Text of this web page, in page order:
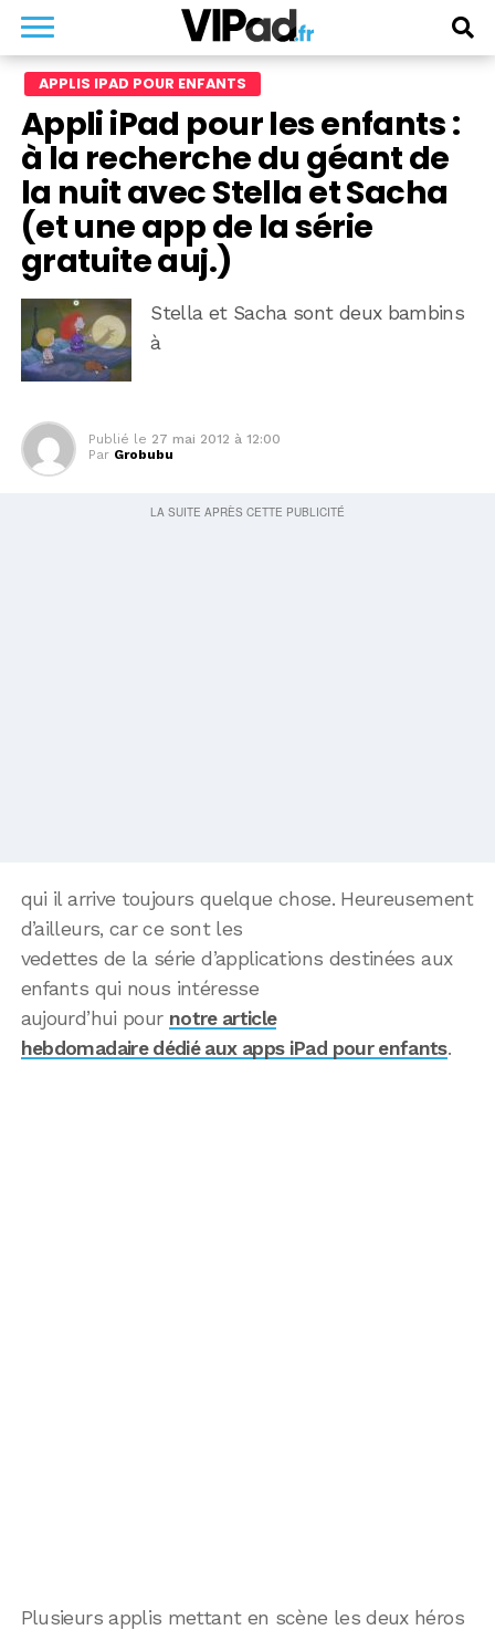
APPLIS IPAD POUR ENFANTS
Appli iPad pour les enfants :
à la recherche du géant de
la nuit avec Stella et Sacha
(et une app de la série
gratuite auj.)
Stella et Sacha sont deux bambins
à
Publié le 27 mai 2012 à 12:00
Par Grobubu
qui il arrive toujours quelque chose. Heureusement
d’ailleurs, car ce sont les
vedettes de la série d’applications destinées aux
enfants qui nous intéresse
aujourd’hui pour notre article
hebdomadaire dédié aux apps iPad pour enfants.
Plusieurs applis mettant en scène les deux héros